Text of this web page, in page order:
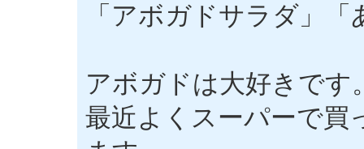
「アボガドサラダ」
アボガドは大好きです
最近よくスーパーで買